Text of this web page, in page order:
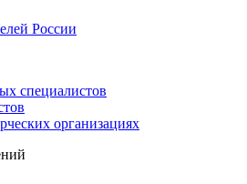
России
специалистов
организациях